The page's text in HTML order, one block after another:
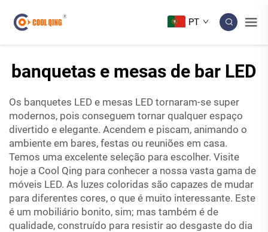
PT
banquetas e mesas de bar LED
Os banquetes LED e mesas LED tornaram-se super
modernos, pois conseguem tornar qualquer espaço
divertido e elegante. Acendem e piscam, animando o
ambiente em bares, festas ou reuniões em casa.
Temos uma excelente seleção para escolher. Visite
hoje a Cool Qing para conhecer a nossa vasta gama de
móveis LED. As luzes coloridas são capazes de mudar
para diferentes cores, o que é muito interessante. Este
é um mobiliário bonito, sim; mas também é de
qualidade, construído para resistir ao desgaste do dia